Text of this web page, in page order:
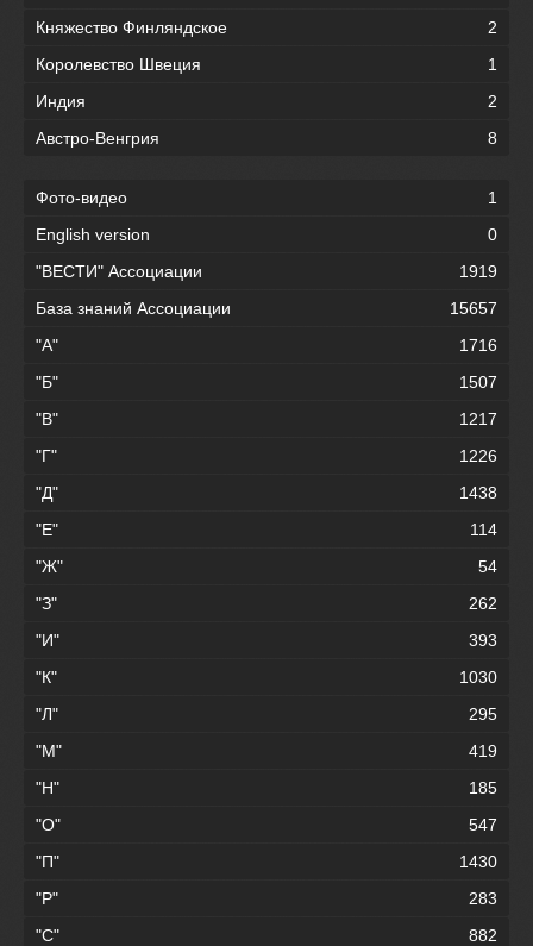
Княжество Финляндское
2
Королевство Швеция
1
Индия
2
Австро-Венгрия
8
Фото-видео
1
English version
0
"ВЕСТИ" Ассоциации
1919
База знаний Ассоциации
15657
"А"
1716
"Б"
1507
"В"
1217
"Г"
1226
"Д"
1438
"Е"
114
"Ж"
54
"З"
262
"И"
393
"К"
1030
"Л"
295
"М"
419
"Н"
185
"О"
547
"П"
1430
"Р"
283
"С"
882